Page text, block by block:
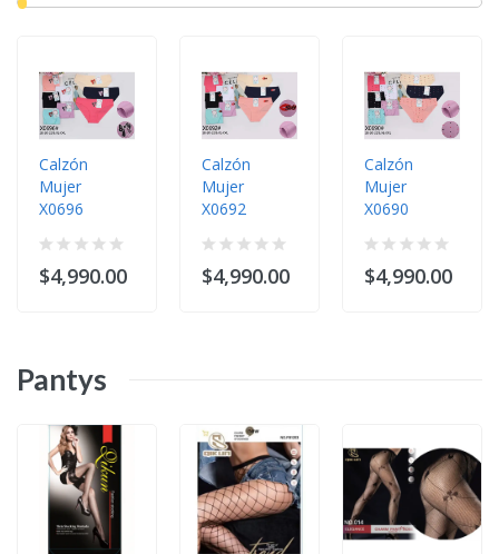
Calzón
Mujer
X0696
$4,990.00
Calzón
Mujer
X0692
$4,990.00
Calzón
Mujer
X0690
$4,990.00
Pantys